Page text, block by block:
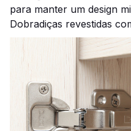
para manter um design
Dobradiças revestidas